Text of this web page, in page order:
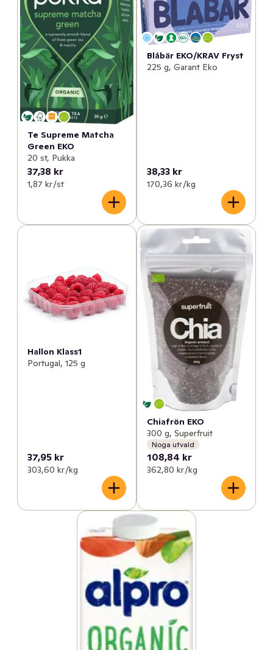
Te Supreme Matcha
Green EKO
20 st, Pukka
37,38 kr
1,87 kr /st
Blåbär EKO/KRAV Fryst
225 g, Garant Eko
38,33 kr
170,36 kr /kg
Hallon Klass1
Portugal, 125 g
37,95 kr
303,60 kr /kg
Chiafrön EKO
300 g, Superfruit
Noga utvald
108,84 kr
362,80 kr /kg